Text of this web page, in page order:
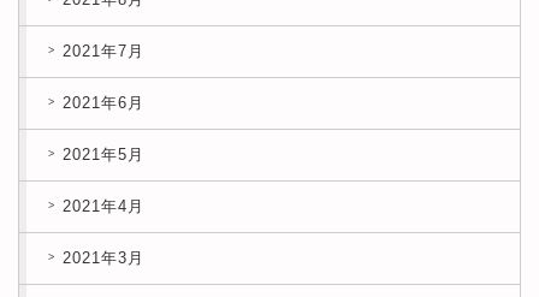
2021年7月
2021年6月
2021年5月
2021年4月
2021年3月